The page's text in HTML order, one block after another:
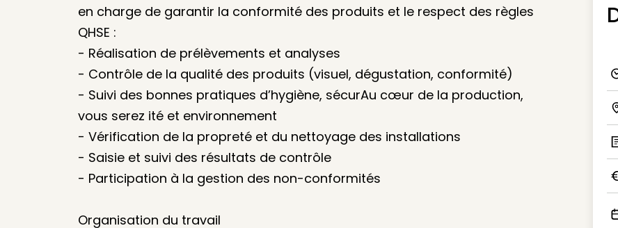
en charge de garantir la conformité des produits et le respect des règles
QHSE :
- Réalisation de prélèvements et analyses
- Contrôle de la qualité des produits (visuel, dégustation, conformité)
- Suivi des bonnes pratiques d’hygiène, sécurAu cœur de la production,
vous serez ité et environnement
- Vérification de la propreté et du nettoyage des installations
- Saisie et suivi des résultats de contrôle
- Participation à la gestion des non-conformités
Organisation du travail